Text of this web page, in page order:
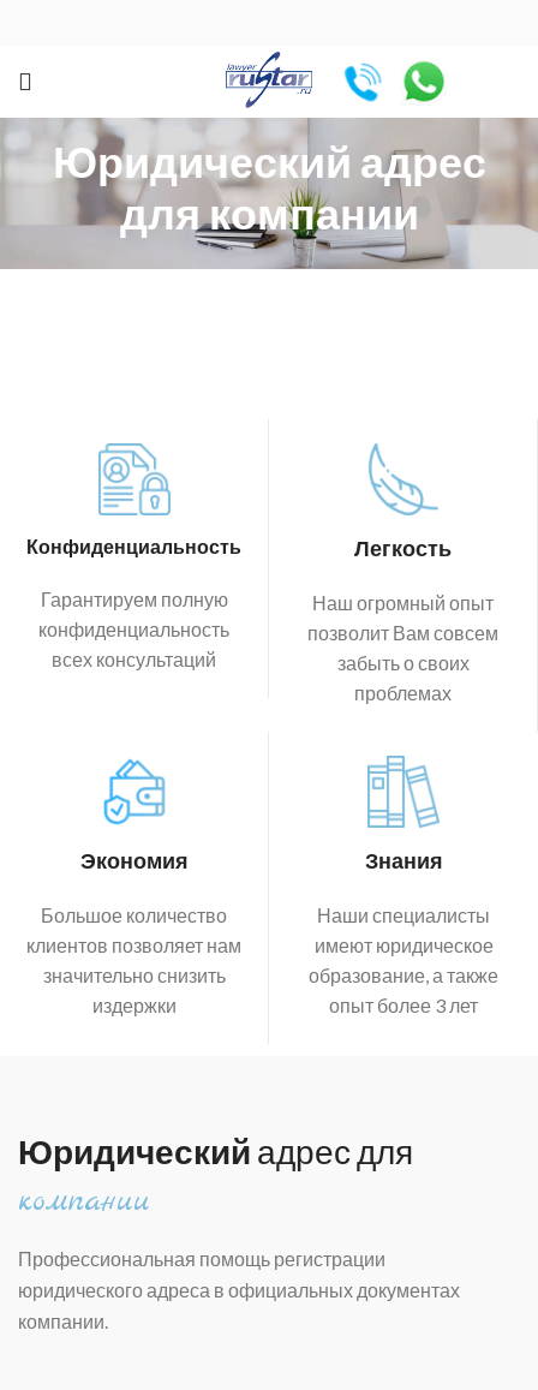
Юридический адрес
для компании
Конфиденциальность
Гарантируем полную
конфиденциальность
всех консультаций
Легкость
Наш огромный опыт
позволит Вам совсем
забыть о своих
проблемах
Экономия
Большое количество
клиентов позволяет нам
значительно снизить
издержки
Знания
Наши специалисты
имеют юридическое
образование, а также
опыт более 3 лет
Юридический адрес для
компании
Профессиональная помощь регистрации
юридического адреса в официальных документах
компании.